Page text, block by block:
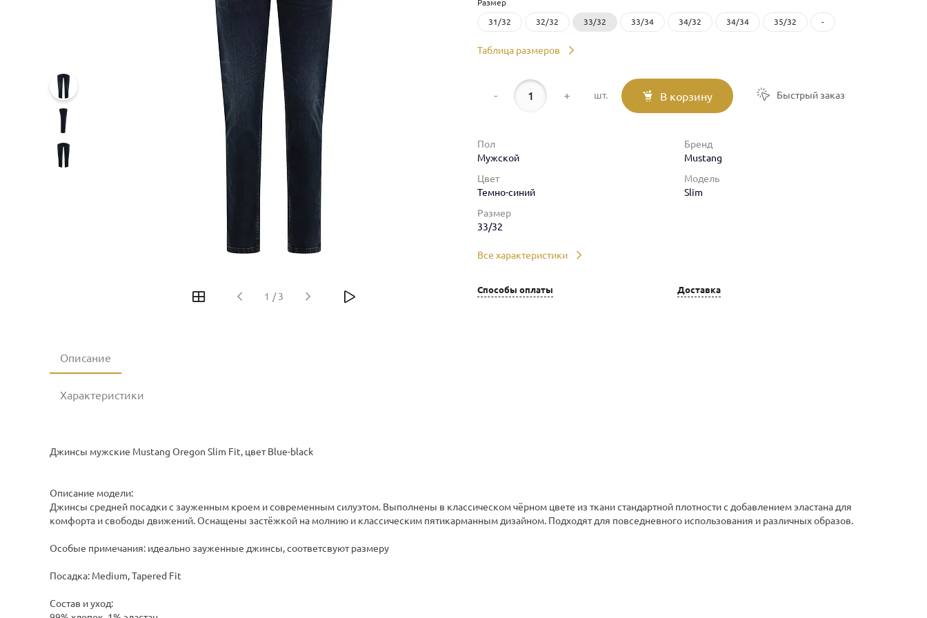
1 / 3
Размер
31/32 32/32 33/32 33/34 34/32 34/34 35/32 -
Таблица размеров
- + шт. В корзину Быстрый заказ
Пол
Мужской
Бренд
Mustang
Цвет
Темно-синий
Модель
Slim
Размер
33/32
Все характеристики
Способы оплаты Доставка
Описание
Характеристики
Джинсы мужские Mustang Oregon Slim Fit, цвет Blue-black
Описание модели:
Джинсы средней посадки с зауженным кроем и современным силуэтом. Выполнены в классическом чёрном цвете из ткани стандартной плотности с добавлением эластана для
комфорта и свободы движений. Оснащены застёжкой на молнию и классическим пятикарманным дизайном. Подходят для повседневного использования и различных образов.
Особые примечания: идеально зауженные джинсы, соответсвуют размеру
Посадка: Medium, Tapered Fit
Состав и уход: